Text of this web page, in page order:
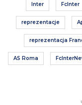
Inter FcInter
reprezentacje
reprezentacja
AS Roma